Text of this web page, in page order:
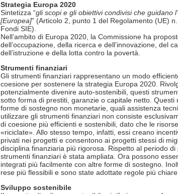
Strategia Europa 2020
Sintetizza “gli scopi e gli obiettivi condivisi che guidano
[Europea]” (Articolo 2, punto 1 del Regolamento (UE)
Fondi SIE).
Nell’ambito di Europa 2020, la Commissione ha
dell’occupazione, della ricerca e dell’innovazione, del
dell’istruzione e della lotta contro la povertà.
Strumenti finanziari
Gli strumenti finanziari rappresentano un modo
coesione per sostenere la strategia Europa 2020.
potenzialmente divenire auto-sostenibili, questi
sotto forma di prestiti, garanzie o capitale netto.
forme di sostegno non monetarie, quali assistenza
utilizzare gli strumenti finanziari non consiste
di coesione più efficienti e sostenibili, dato che le
«riciclate». Allo stesso tempo, infatti, essi creano
privati nei progetti e consentono ai progetti stessi di
disciplina finanziaria più rigorosa. Rispetto al periodo
strumenti finanziari è stata ampliata. Ora possono
integrati più facilmente con altre forme di sostegno.
rese più flessibili e sono state adottate regole più
Sviluppo sostenibile